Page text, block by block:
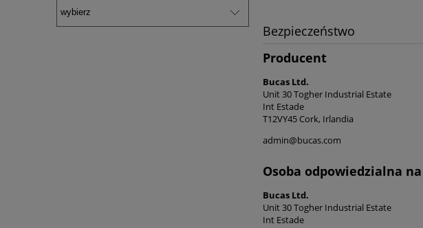
Bezpieczeństwo
Producent
Bucas Ltd.
Unit 30 Togher Industrial Estate
Int Estade
T12VY45 Cork, Irlandia
admin@bucas.com
Osoba odpowiedzialna
Bucas Ltd.
Unit 30 Togher Industrial Estate
Int Estade